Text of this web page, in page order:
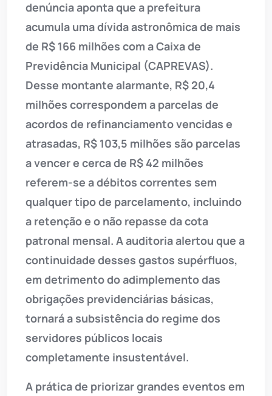
denúncia aponta que a prefeitura
acumula uma dívida astronômica de mais
de R$ 166 milhões com a Caixa de
Previdência Municipal (CAPREVAS).
Desse montante alarmante, R$ 20,4
milhões correspondem a parcelas de
acordos de refinanciamento vencidas e
atrasadas, R$ 103,5 milhões são parcelas
a vencer e cerca de R$ 42 milhões
referem-se a débitos correntes sem
qualquer tipo de parcelamento, incluindo
a retenção e o não repasse da cota
patronal mensal. A auditoria alertou que a
continuidade desses gastos supérfluos,
em detrimento do adimplemento das
obrigações previdenciárias básicas,
tornará a subsistência do regime dos
servidores públicos locais
completamente insustentável.
A prática de priorizar grandes eventos em